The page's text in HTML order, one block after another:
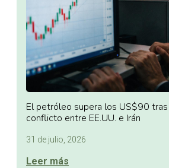
El petróleo supera los US$90
conflicto entre EE.UU. e Irán
31 de julio, 2026
Leer más